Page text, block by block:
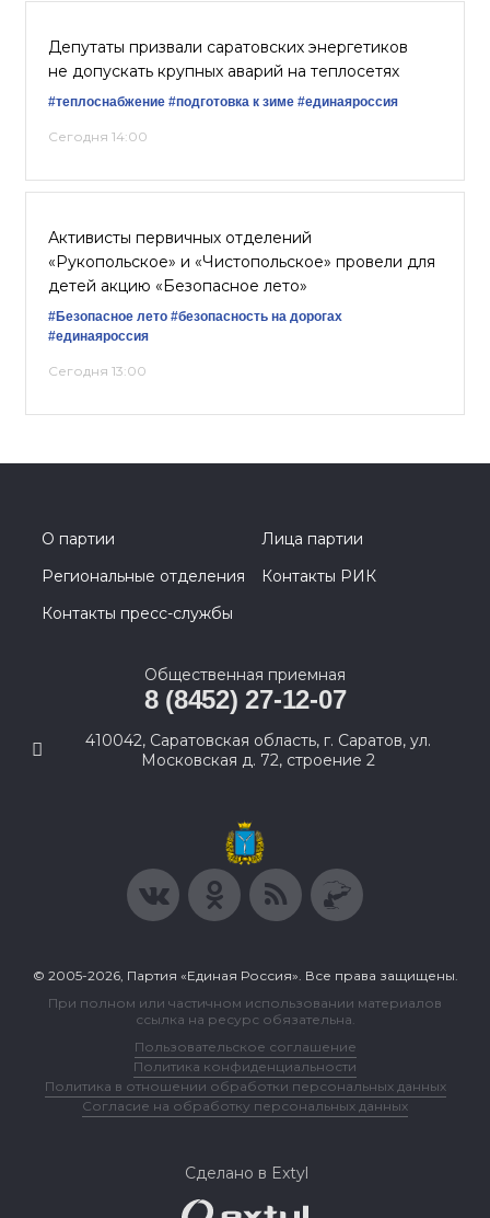
Депутаты призвали саратовских энергетиков
не допускать крупных аварий на теплосетях
#теплоснабжение #подготовка к зиме #единаяроссия
Сегодня 14:00
Активисты первичных отделений
«Рукопольское» и «Чистопольское» провели для
детей акцию «Безопасное лето»
#Безопасное лето #безопасность на дорогах
#единаяроссия
Сегодня 13:00
О партии
Лица партии
Региональные отделения
Контакты РИК
Контакты пресс-службы
Общественная приемная
8 (8452) 27-12-07
410042, Саратовская область, г. Саратов, ул.
Московская д. 72, строение 2
© 2005-2026, Партия «Единая Россия». Все права защищены.
При полном или частичном использовании материалов
ссылка на ресурс обязательна.
Пользовательское соглашение
Политика конфиденциальности
Политика в отношении обработки персональных данных
Согласие на обработку персональных данных
Сделано в Extyl